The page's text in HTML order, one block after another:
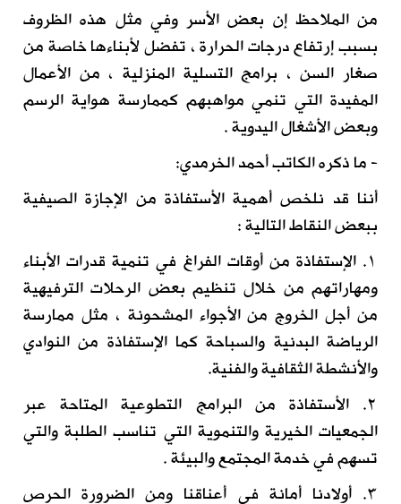
من الملاحظ إن بعض الأسر وفي مثل هذه الظروف
بسبب إرتفاع درجات الحرارة ، تفضل لأبناءها خاصة من
صغار السن ، برامج التسلية المنزلية ، من الأعمال
المفيدة التي تنمي مواهبهم كممارسة هواية الرسم
وبعض الأشغال اليدوية .
- ما ذكره الكاتب أحمد الخرمدي:
أننا قد نلخص أهمية الأستفاذة من الإجازة الصيفية
ببعض النقاط التالية :
١. الإستفاذة من أوقات الفراغ في تنمية قدرات الأبناء
ومهاراتهم من خلال تنظيم بعض الرحلات الترفيهية
من أجل الخروج من الأجواء المشحونة ، مثل ممارسة
الرياضة البدنية والسباحة كما الإستفاذة من النوادي
والأنشطة الثقافية والفنية.
٢. الأستفاذة من البرامج التطوعية المتاحة عبر
الجمعيات الخيرية والتنموية التي تناسب الطلبة والتي
تسهم في خدمة المجتمع والبيئة .
٣. أولادنا أمانة في أعناقنا ومن الضرورة الحرص